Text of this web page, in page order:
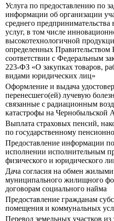
Услуга по предоставлению по
информации об организации
среднего предпринимательства
услуг, в том числе
высокотехнологичной
определенных Правительством
соответствии с Федеральным
223-ФЗ «О закупках товаров,
видами юридических лиц»
Оформление и выдача
перенесшего(ей) лучевую
связанные с радиационным
катастрофы на Чернобыльской
Выплата страховых пенсий,
по государственному
Предоставление информации
исполнении исполнительным
физического и юридического
Дача согласия на обмен
муниципального жилищного
договорам социального найма
Предоставление гражданам
помещения и коммунальных
Перевод земельных участков из